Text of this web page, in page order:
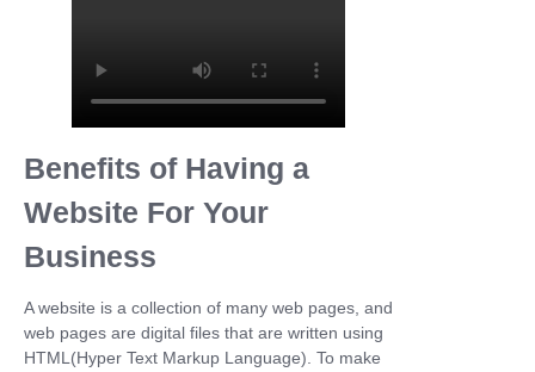
Benefits of Having a
Website For Your
Business
A website is a collection of many web pages, and
web pages are digital files that are written using
HTML(Hyper Text Markup Language). To make